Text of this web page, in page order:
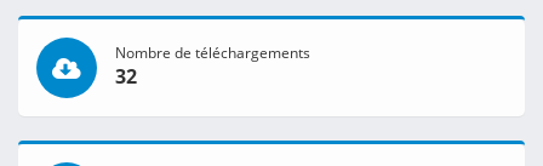
Nombre de téléchargements
32